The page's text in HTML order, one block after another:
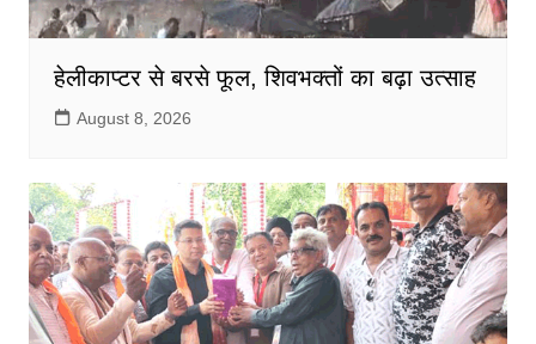
हेलीकाप्टर से बरसे फूल, शिवभक्तों का बढ़ा उत्साह
August 8, 2026